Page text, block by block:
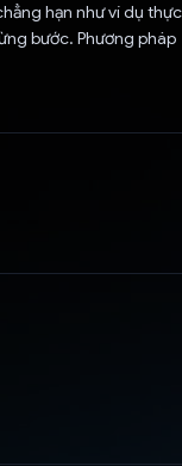
hạn như ví dụ thực
bước. Phương pháp